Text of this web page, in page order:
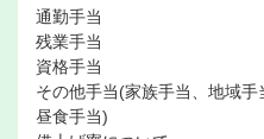
通勤手当
残業手当
資格手当
その他手当(家族手当、地域手
昼食手当)